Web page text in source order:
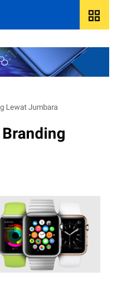
grid_view
Lewat Jumbara